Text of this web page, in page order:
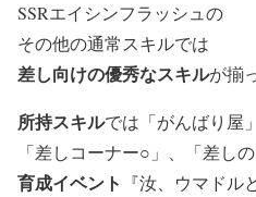
SSRエイシンフラッシュの
その他の通常スキルでは
差し向けの優秀なスキルが揃
所持スキルでは「がんばり屋
「差しコーナー○」、「差しの
育成イベント 『汝、ウマドル